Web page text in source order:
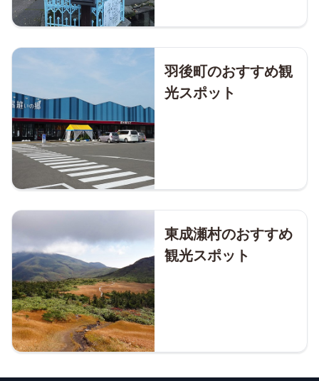
羽後町のおすすめ観
光スポット
東成瀬村のおすすめ
観光スポット